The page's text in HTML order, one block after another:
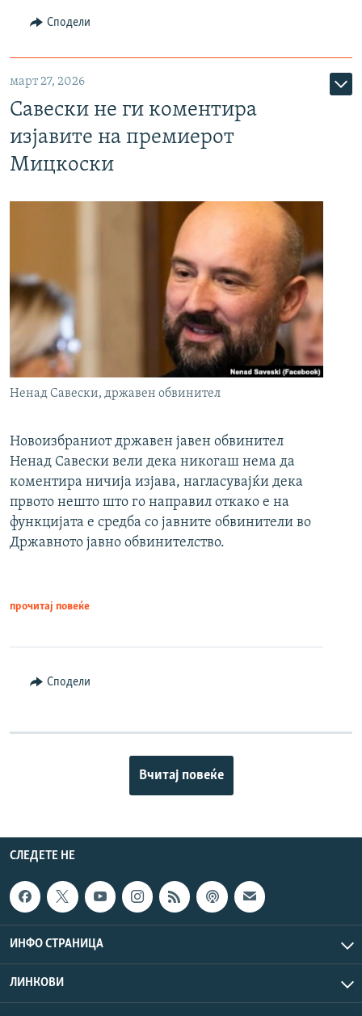
Сподели
март 27, 2026
Савески не ги коментира
изјавите на премиерот
Мицкоски
Ненад Савески, државен обвинител
Новоизбраниот државен јавен обвинител
Ненад Савески вели дека никогаш нема да
коментира ничија изјава, нагласувајќи дека
првото нешто што го направил откако е на
функцијата е средба со јавните обвинители во
Државното јавно обвинителство.
прочитај повеќе
Сподели
Вчитај повеќе
СЛЕДЕТЕ НЕ
ИНФО СТРАНИЦА
ЛИНКОВИ